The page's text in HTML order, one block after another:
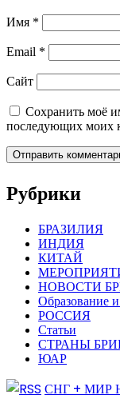
Имя *
Email *
Сайт
Сохранить моё
последующих моих
Рубрики
БРАЗИЛИЯ
ИНДИЯ
КИТАЙ
НОВОСТИ
Образование
РОССИЯ
Статьи
СТРАНЫ
ЮАР
СНГ + МИР